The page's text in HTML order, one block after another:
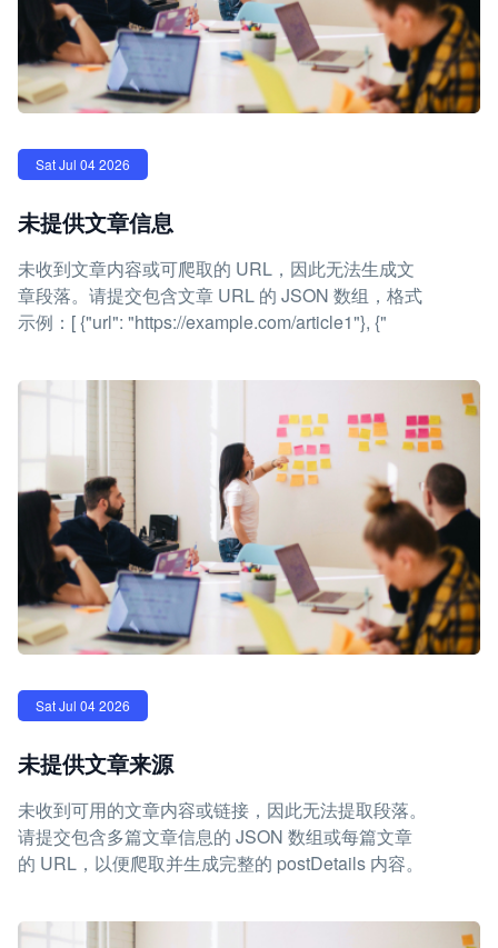
Sat Jul 04 2026
未提供文章信息
未收到文章内容或可爬取的 URL，因此无法生成文
章段落。请提交包含文章 URL 的 JSON 数组，格式
示例：[ {"url": "https://example.com/article1"}, {"
Sat Jul 04 2026
未提供文章来源
未收到可用的文章内容或链接，因此无法提取段落。
请提交包含多篇文章信息的 JSON 数组或每篇文章
的 URL，以便爬取并生成完整的 postDetails 内容。